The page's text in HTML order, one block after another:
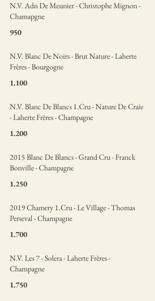
N.V. Adn De Meunier - Christophe Mignon -
Chamapgne
950
N.V. Blanc De Noirs - Brut Nature - Laherte
Frères - Bourgogne
1.100
N.V. Blanc De Blancs 1.Cru - Nature De Craie
- Laherte Frères - Champagne
1.200
2015 Blanc De Blancs - Grand Cru - Franck
Bonville - Champagne
1.250
2019 Chamery 1.Cru - Le Village - Thomas
Perseval - Champagne
1.700
N.V. Les 7 - Solera - Laherte Frères -
Champagne
1.750